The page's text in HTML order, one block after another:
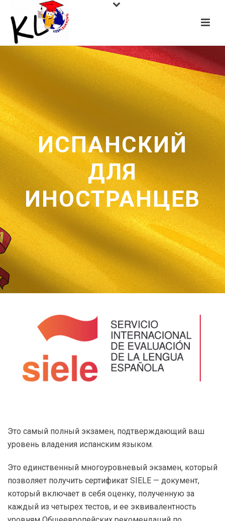
ИСПАНСКИЙ
ДЛЯ
ИНОСТРАНЦЕВ
Это самый полный экзамен, подтверждающий ваш
уровень владения испанским языком.
Это единственный многоуровневый экзамен, который
позволяет получить сертификат SIELE — документ,
который включает в себя оценку, полученную за
каждый из четырех тестов, и ее эквивалентность